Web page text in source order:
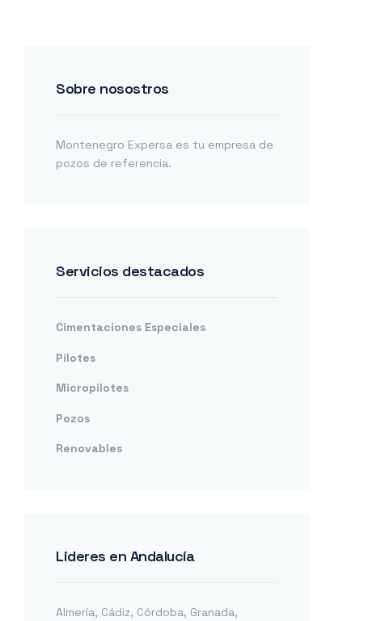
Sobre nosostros
Montenegro Expersa es tu empresa de
pozos de referencia.
Servicios destacados
Cimentaciones Especiales
Pilotes
Micropilotes
Pozos
Renovables
Lideres en Andalucía
Almería, Cádiz, Córdoba, Granada,